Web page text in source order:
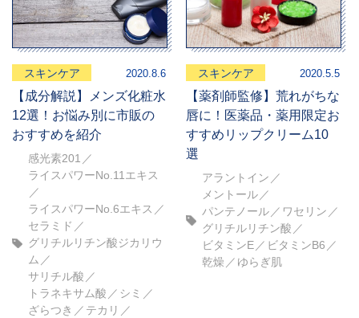
スキンケア 2020.8.6
【成分解説】メンズ化粧水
12選！お悩み別に市販の
おすすめを紹介
感光素201
ライスパワーNo.11エキス
ライスパワーNo.6エキス
セラミド
グリチルリチン酸ジカリウ
ム
サリチル酸
トラネキサム酸
シミ
ざらつき
テカリ
スキンケア 2020.5.5
【薬剤師監修】荒れがちな
唇に！医薬品・薬用限定お
すすめリップクリーム10
選
アラントイン
メントール
パンテノール
ワセリン
グリチルリチン酸
ビタミンE
ビタミンB6
乾燥
ゆらぎ肌